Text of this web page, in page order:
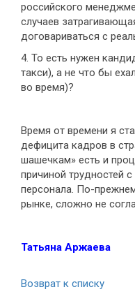
российского
случаев
договариваться с
4. То есть нужен
такси), а не что бы
во время)?
Время от времени я
дефицита кадров в
шашечкам» есть и
причиной трудностей
персонала. По-
рынке, сложно не
Татьяна Аржаева
Возврат к списку